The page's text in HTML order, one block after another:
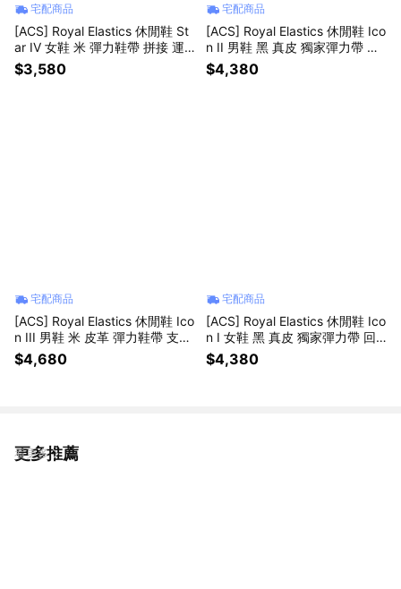
宅配商品
[ACS] Royal Elastics 休閒鞋 St
ar IV 女鞋 米 彈力鞋帶 拼接 運
動鞋 910361778
$3,580
宅配商品
[ACS] Royal Elastics 休閒鞋 Ico
n II 男鞋 黑 真皮 獨家彈力帶 回
彈 經典 002161999
$4,380
宅配商品
[ACS] Royal Elastics 休閒鞋 Ico
n III 男鞋 米 皮革 彈力鞋帶 支撐
緩震 002261778
$4,680
宅配商品
[ACS] Royal Elastics 休閒鞋 Ico
n I 女鞋 黑 真皮 獨家彈力帶 回
彈 902061997
$4,380
更多推薦
看更多